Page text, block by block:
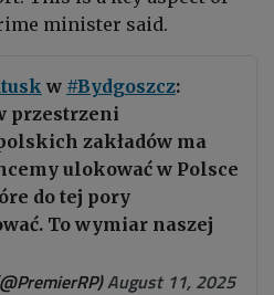
minister said.
w #Bydgoszcz:
przestrzeni
zakładów ma
ulokować w Polsce
do tej pory
To wymiar naszej
August 11, 2025